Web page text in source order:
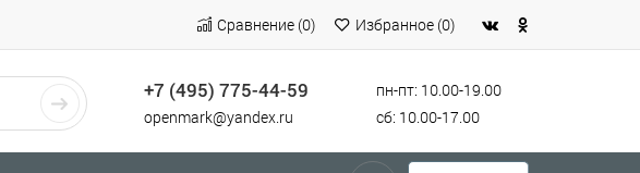
Сравнение (0) Избранное (0)
+7 (495) 775-44-59
openmark@yandex.ru
пн-пт: 10.00-19.00
сб: 10.00-17.00